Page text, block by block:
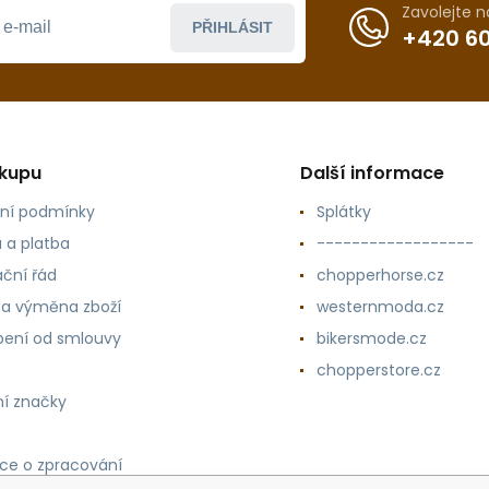
PŘIHLÁSIT
Zavolejte
+420
podmínky
a platba
řád
výměna zboží
od smlouvy
značky
o zpracování
Další informace
Splátky
------------------
chopperhorse.cz
westernmoda.cz
bikersmode.cz
chopperstore.cz